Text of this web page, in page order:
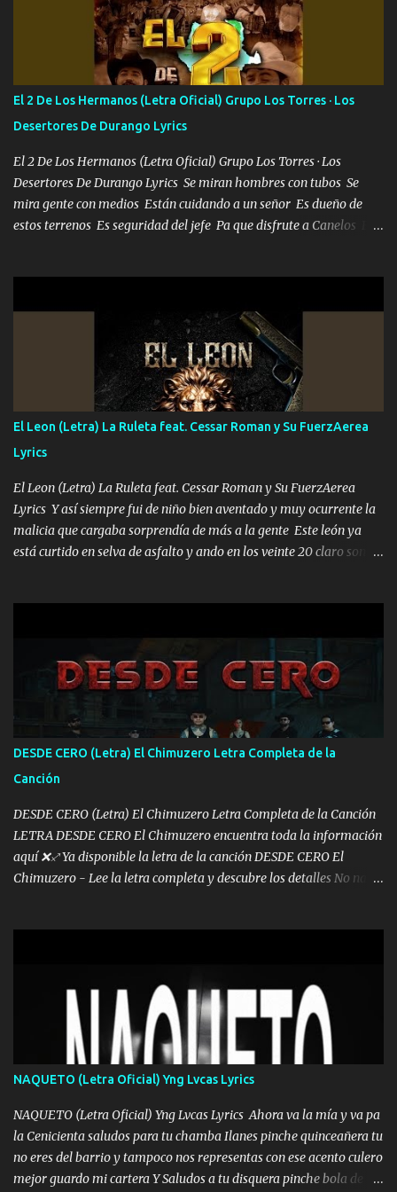
verme en las revistas Ya pasé Italia Japón Madrid Milán y también
Francia ropa de 100.000 bolas Louis vuitton es mi fragancia
repleta de presidentes la bolsa estoy en mi pic si no se han dado
cuenta chequeen gráficas del kitch
El 2 De Los Hermanos (Letra Oficial) Grupo Los Torres · Los
Desertores De Durango Lyrics
El 2 De Los Hermanos (Letra Oficial) Grupo Los Torres · Los
Desertores De Durango Lyrics Se miran hombres con tubos Se
mira gente con medios Están cuidando a un señor Es dueño de
estos terrenos Es seguridad del jefe Pa que disfrute a Canelos Es
ni tampoco las mujeres porque es platica de grandes por eso hay
que estar alegres doy las instrucciones para atender los deberes
Música Si es que salta algún problema de confianza tengo gente
ahí está el Hombre Cuarenta y también Pariente 7 arreglan
cualquier problema no más es cuestión que ordené NOS HACE
FALTA UN HERMANO DE CLAVE ERA EL 24 SIEMPRE FUE UN
HOMBRE VALIENTE POR ALGO M'URIÓ PELEAND0 SIEMPRE
VIO POR LA FAMILIA PARA QUE SIGA EL LEGADO Es el DOS de
los HERMANOS un cerebro inteligente y com...
El Leon (Letra) La Ruleta feat. Cessar Roman y Su FuerzAerea
Lyrics
El Leon (Letra) La Ruleta feat. Cessar Roman y Su FuerzAerea
Lyrics Y así siempre fui de niño bien aventado y muy ocurrente la
malicia que cargaba sorprendía de más a la gente Este león ya
está curtido en selva de asfalto y ando en los veinte 20 claro son
pa más pues hay charola les voy a dar hasta topar pues no hay de
otra Música Surcando bien mi camino voy por mi línea no veo a
los lados aquel que no corre vuela no se me duerm voy chicoteado
Ya pasé varias hazañas ya tienen rato que me agarran el colmillo
de este León los estatales no sé esperaron Al tiro esta la PrimiZa
también la nueve que cargo al lado doy la mano al que su amigo y
al traicionero damos pa abajo Y No me paran aquí hay pa más
pues hay charola les voy a dar hasta topar pues no hay de otra...
DESDE CERO (Letra) El Chimuzero Letra Completa de la
Canción
DESDE CERO (Letra) El Chimuzero Letra Completa de la Canción
LETRA DESDE CERO El Chimuzero encuentra toda la información
aquí ❌♐ Ya disponible la letra de la canción DESDE CERO El
Chimuzero - Lee la letra completa y descubre los detalles No nací
❌ www.elnorteduro.com ❌ Yo No limito los Sueños , si no existe
Uno pues Hallamos Modos , Si me caigo me Levanto, Aprendo Del
Error Y me sacudo El Lodo ❌ www.elnorteduro.com ❌ El Dinero
No me falta Pero Tampoco me Estorba , Por Eso Manejo Todo
Bien Regido Por mis Normas . Aquí no Se Sufre de Ego vengo Desde
Abajo y me costó subir Fue Con Trabajo Y Esfuerzo, Nada es
Regalado Me Super Invertir A Mí lado Una Princesa que A pesar de
Todo Siempre a estado ahí . Hecho pa...
NAQUETO (Letra Oficial) Yng Lvcas Lyrics
NAQUETO (Letra Oficial) Yng Lvcas Lyrics Ahora va la mía y va pa
la Cenicienta saludos para tu chamba Ilanes pinche quinceañera tu
no eres del barrio y tampoco nos representas con ese acento culero
mejor guardo mi cartera Y Saludos a tu disquera pinche bola de